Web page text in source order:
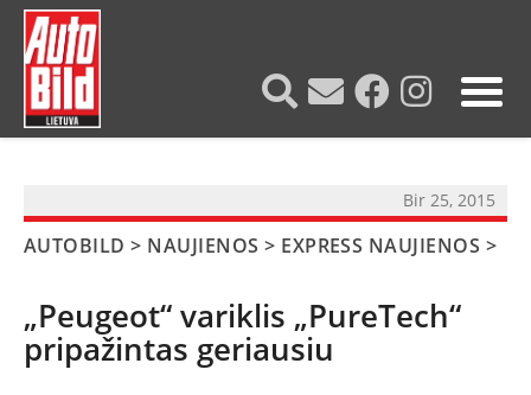
Bir 25, 2015
AUTOBILD > NAUJIENOS > EXPRESS NAUJIENOS >
„Peugeot“ variklis „PureTech“
pripažintas geriausiu